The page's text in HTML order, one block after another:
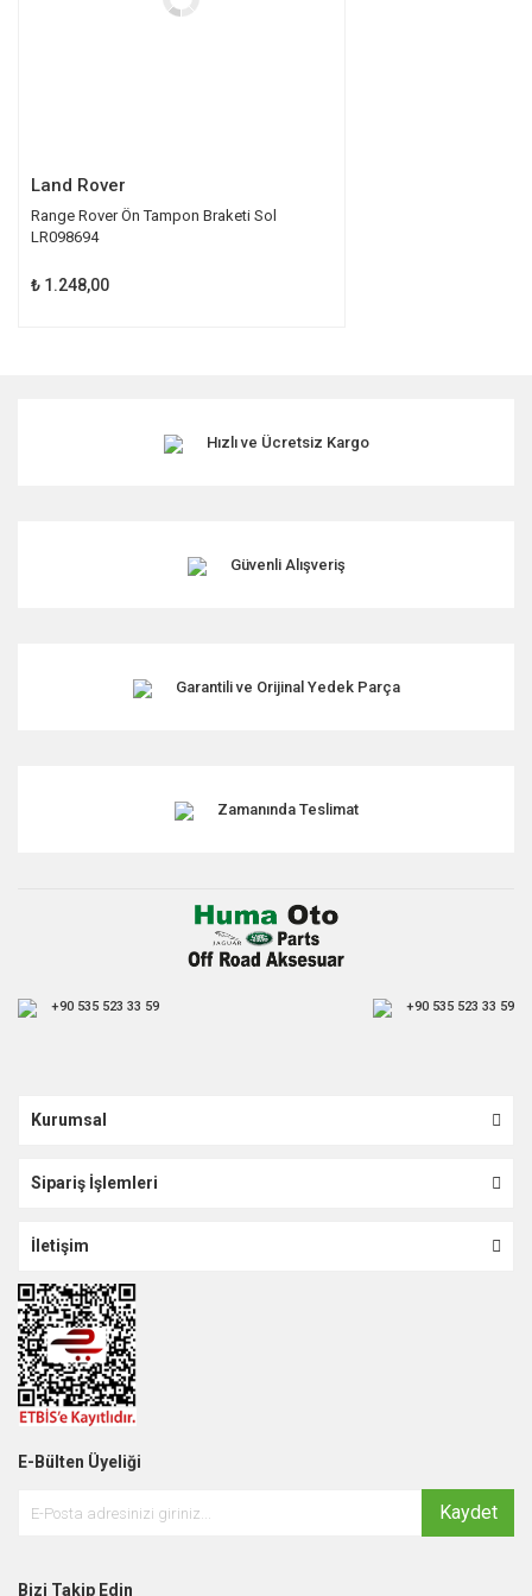
Land Rover
Range Rover Ön Tampon Braketi Sol
LR098694
₺ 1.248,00
Hızlı ve Ücretsiz Kargo
Güvenli Alışveriş
Garantili ve Orijinal Yedek Parça
Zamanında Teslimat
+90 535 523 33 59 +90 535 523 33 59
Kurumsal
Sipariş İşlemleri
İletişim
E-Bülten Üyeliği
Kaydet
Bizi Takip Edin